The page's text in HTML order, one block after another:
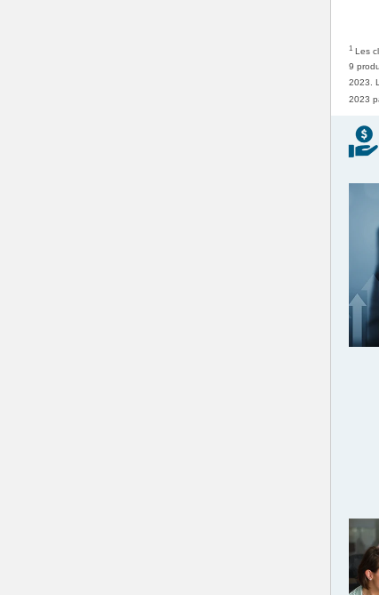
1 Les
9
2023.
2023